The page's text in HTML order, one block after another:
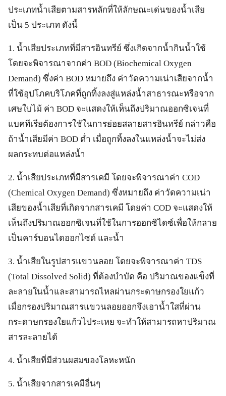
ประเภทน้ำเสียตามสารหลักที่ให้ลักษณะเด่นของน้ำเสีย
เป็น 5 ประเภท ดังนี้
1. น้ำเสียประเภทที่มีสารอินทรีย์ ซึ่งเกิดจากน้ำกินน้ำใช้
โดยจะพิจารณาจากค่า BOD (Biochemical Oxygen
Demand) ซึ่งค่า BOD หมายถึง ค่าวัดความเน่าเสียจากน้ำ
ที่ใช้อุปโภคบริโภคที่ถูกทิ้งลงสู่แหล่งน้ำสาธารณะหรือจาก
เศษใบไม้ ค่า BOD จะแสดงให้เห็นถึงปริมาณออกซิเจนที่
แบคทีเรียต้องการใช้ในการย่อยสลายสารอินทรีย์ กล่าวคือ
ถ้าน้ำเสียมีค่า BOD ต่ำ เมื่อถูกทิ้งลงในแหล่งน้ำจะไม่ส่ง
ผลกระทบต่อแหล่งน้ำ
2. น้ำเสียประเภทที่มีสารเคมี โดยจะพิจารณาค่า COD
(Chemical Oxygen Demand) ซึ่งหมายถึง ค่าวัดความเน่า
เสียของน้ำเสียที่เกิดจากสารเคมี โดยค่า COD จะแสดงให้
เห็นถึงปริมาณออกซิเจนที่ใช้ในการออกซิไดซ์เพื่อให้กลาย
เป็นคาร์บอนไดออกไซด์ และน้ำ
3. น้ำเสียในรูปสารแขวนลอย โดยจะพิจารณาค่า TDS
(Total Dissolved Solid) ที่ต้องบำบัด คือ ปริมาณของแข็งที่
ละลายในน้ำและสามารถไหลผ่านกระดาษกรองใยแก้ว
เมื่อกรองปริมาณสารแขวนลอยออกจึงเอาน้ำใสที่ผ่าน
กระดาษกรองใยแก้วไประเหย จะทำให้สามารถหาปริมาณ
สารละลายได้
4. น้ำเสียที่มีส่วนผสมของโลหะหนัก
5. น้ำเสียจากสารเคมีอื่นๆ